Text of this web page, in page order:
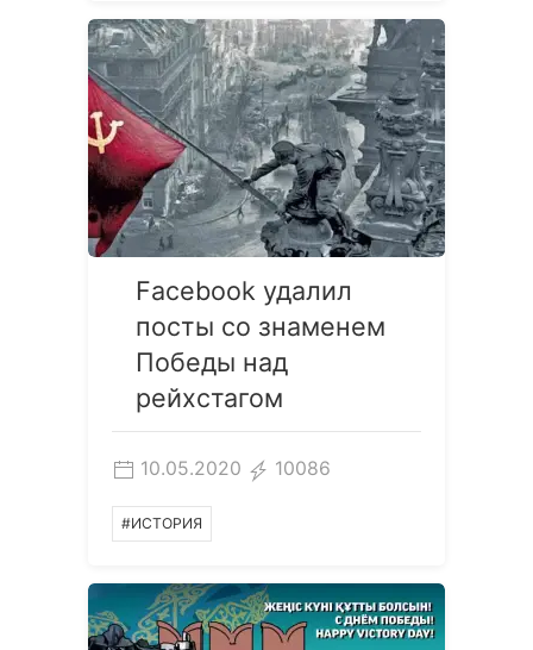
Facebook удалил
посты со знаменем
Победы над
рейхстагом
10.05.2020 10086
#ИСТОРИЯ